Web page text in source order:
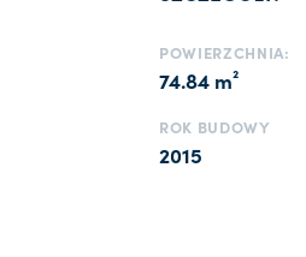
POWIERZCHNIA:
74.84 m²
ROK BUDOWY
2015